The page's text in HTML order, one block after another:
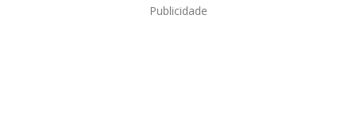
Publicidade